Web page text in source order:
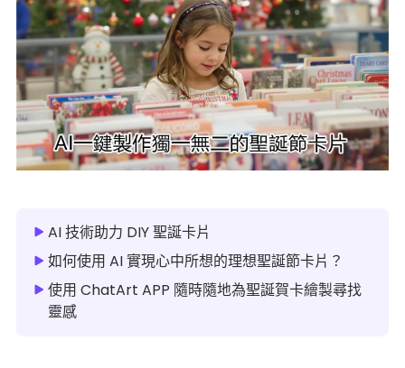
AI 技術助力 DIY 聖誕卡片
如何使用 AI 實現心中所想的理想聖誕節卡片？
使用 ChatArt APP 隨時隨地為聖誕賀卡繪製尋找
靈感